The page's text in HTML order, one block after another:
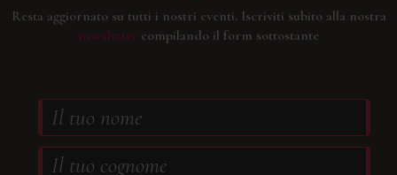
Resta aggiornato su tutti i nostri eventi. Iscriviti subito alla nostra
newsletter compilando il form sottostante